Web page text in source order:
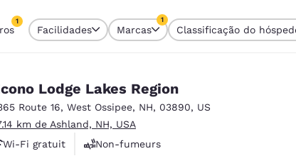
Estados Unidos
Español
México
Español
1
atualmente selecionado
Facilidades Marcas
1
Classificação do
Lodge Lakes Region
Route 16, West Ossipee, NH, 03890, US
km de Ashland, NH, USA
Wi-Fi gratuit
Non-fumeurs